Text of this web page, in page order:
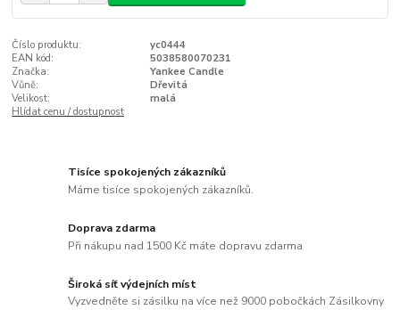
Číslo produktu:
yc0444
EAN kód:
5038580070231
Značka:
Yankee Candle
Vůně:
Dřevitá
Velikost:
malá
Hlídat cenu / dostupnost
Tisíce spokojených zákazníků
Máme tisíce spokojených zákazníků.
Doprava zdarma
Při nákupu nad 1500 Kč máte dopravu zdarma
Široká síť výdejních míst
Vyzvedněte si zásilku na více než 9000 pobočkách Zásilkovny